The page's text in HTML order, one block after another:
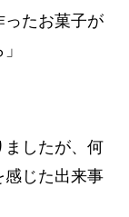
ったお菓子が
ましたが、何
感じた出来事